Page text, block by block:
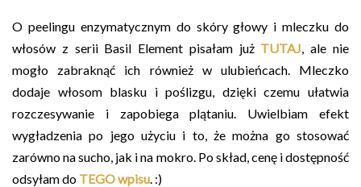
O peelingu enzymatycznym do skóry głowy i mleczku do
włosów z serii Basil Element pisałam już TUTAJ, ale nie
mogło zabraknąć ich również w ulubieńcach. Mleczko
dodaje włosom blasku i poślizgu, dzięki czemu ułatwia
rozczesywanie i zapobiega plątaniu. Uwielbiam efekt
wygładzenia po jego użyciu i to, że można go stosować
zarówno na sucho, jak i na mokro. Po skład, cenę i dostępność
odsyłam do TEGO wpisu. :)